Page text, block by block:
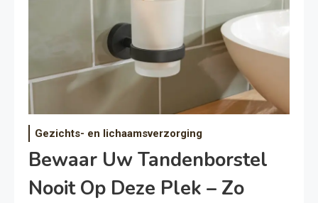
Gezichts- en lichaamsverzorging
Bewaar Uw Tandenborstel
Nooit Op Deze Plek – Zo